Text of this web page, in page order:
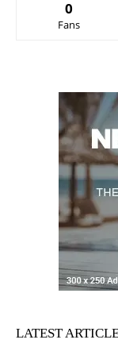
0
Fans
LATEST